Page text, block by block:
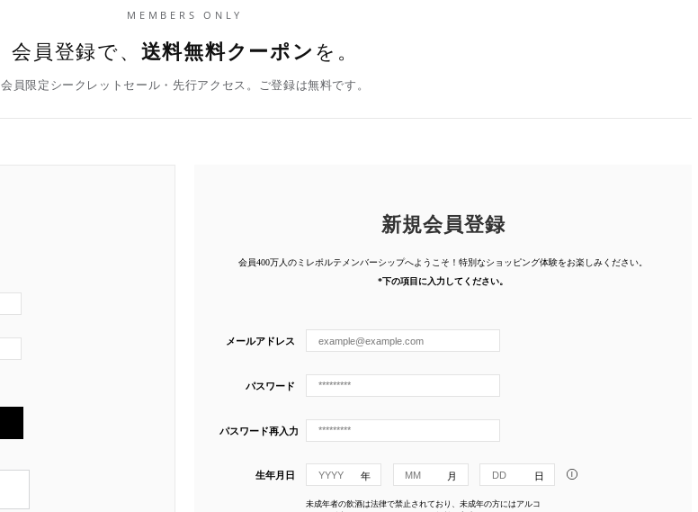
MEMBERS ONLY
会員登録で、 送料無料クーポン を。
会員限定シークレットセール・先行アクセス。ご登録は無料です。
新規会員登録
会員400万人のミレポルテメンバーシップへようこそ！特別なショッピング体験を お楽しみください。
*下の項目に入力してください。
メールアドレス
パスワード
パスワード再入力
生年月日 i
未成年者の飲酒は法律で禁止されており、未成年の方にはアルコ